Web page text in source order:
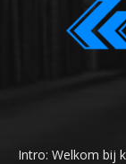
Intro: Welkom bij